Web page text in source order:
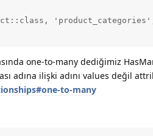
one-to-many dediğimiz
adına ilişki adını values değil
to-many